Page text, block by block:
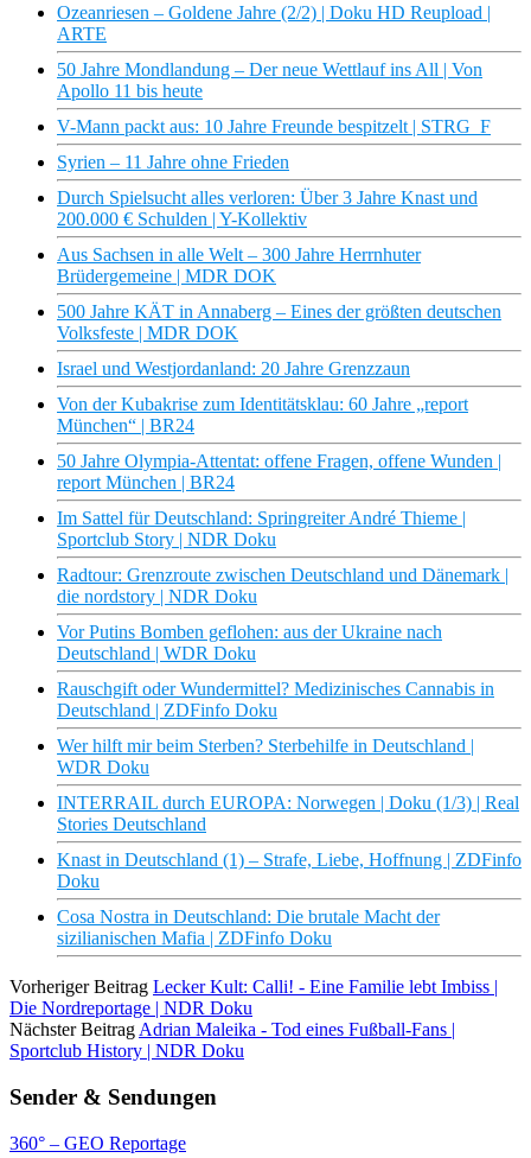
Ozeanriesen – Goldene Jahre (2/2) | Doku HD Reupload |
ARTE
50 Jahre Mondlandung – Der neue Wettlauf ins All | Von
Apollo 11 bis heute
V-Mann packt aus: 10 Jahre Freunde bespitzelt | STRG_F
Syrien – 11 Jahre ohne Frieden
Durch Spielsucht alles verloren: Über 3 Jahre Knast und
200.000 € Schulden | Y-Kollektiv
Aus Sachsen in alle Welt – 300 Jahre Herrnhuter
Brüdergemeine | MDR DOK
500 Jahre KÄT in Annaberg – Eines der größten deutschen
Volksfeste | MDR DOK
Israel und Westjordanland: 20 Jahre Grenzzaun
Von der Kubakrise zum Identitätsklau: 60 Jahre „report
München“ | BR24
50 Jahre Olympia-Attentat: offene Fragen, offene Wunden |
report München | BR24
Im Sattel für Deutschland: Springreiter André Thieme |
Sportclub Story | NDR Doku
Radtour: Grenzroute zwischen Deutschland und Dänemark |
die nordstory | NDR Doku
Vor Putins Bomben geflohen: aus der Ukraine nach
Deutschland | WDR Doku
Rauschgift oder Wundermittel? Medizinisches Cannabis in
Deutschland | ZDFinfo Doku
Wer hilft mir beim Sterben? Sterbehilfe in Deutschland |
WDR Doku
INTERRAIL durch EUROPA: Norwegen | Doku (1/3) | Real
Stories Deutschland
Knast in Deutschland (1) – Strafe, Liebe, Hoffnung | ZDFinfo
Doku
Cosa Nostra in Deutschland: Die brutale Macht der
sizilianischen Mafia | ZDFinfo Doku
Vorheriger Beitrag Lecker Kult: Calli! - Eine Familie lebt Imbiss |
Die Nordreportage | NDR Doku
Nächster Beitrag Adrian Maleika - Tod eines Fußball-Fans |
Sportclub History | NDR Doku
Sender & Sendungen
360° – GEO Reportage